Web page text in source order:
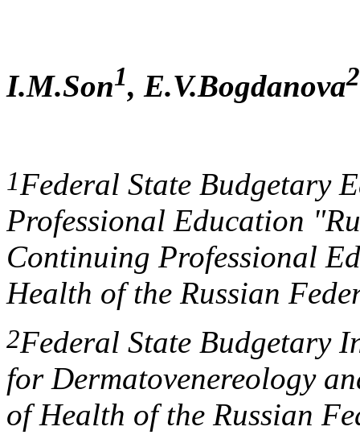
I.M.Son1, E.V.Bogdanova2
1Federal State Budgetary
Professional Education
Continuing Professional
Health of the Russian
2Federal State Budgetary
for Dermatovenereology
of Health of the Russian